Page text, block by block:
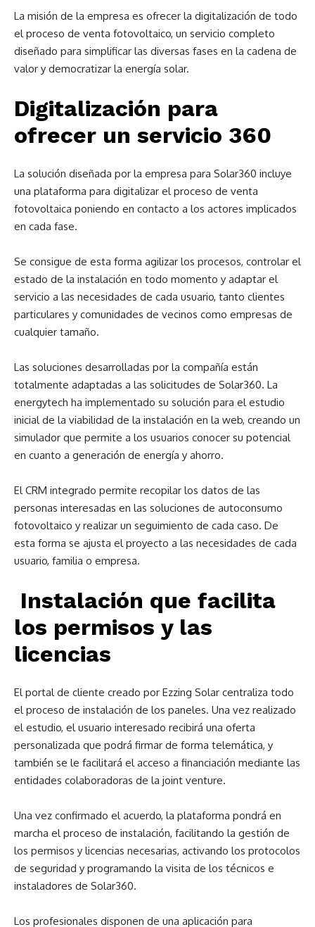
La misión de la empresa es ofrecer la digitalización de todo
el proceso de venta fotovoltaico, un servicio completo
diseñado para simplificar las diversas fases en la cadena de
valor y democratizar la energía solar.
Digitalización para
ofrecer un servicio 360
La solución diseñada por la empresa para Solar360 incluye
una plataforma para digitalizar el proceso de venta
fotovoltaica poniendo en contacto a los actores implicados
en cada fase.
Se consigue de esta forma agilizar los procesos, controlar el
estado de la instalación en todo momento y adaptar el
servicio a las necesidades de cada usuario, tanto clientes
particulares y comunidades de vecinos como empresas de
cualquier tamaño.
Las soluciones desarrolladas por la compañía están
totalmente adaptadas a las solicitudes de Solar360. La
energytech ha implementado su solución para el estudio
inicial de la viabilidad de la instalación en la web, creando un
simulador que permite a los usuarios conocer su potencial
en cuanto a generación de energía y ahorro.
El CRM integrado permite recopilar los datos de las
personas interesadas en las soluciones de autoconsumo
fotovoltaico y realizar un seguimiento de cada caso. De
esta forma se ajusta el proyecto a las necesidades de cada
usuario, familia o empresa.
Instalación que facilita
los permisos y las
licencias
El portal de cliente creado por Ezzing Solar centraliza todo
el proceso de instalación de los paneles. Una vez realizado
el estudio, el usuario interesado recibirá una oferta
personalizada que podrá firmar de forma telemática, y
también se le facilitará el acceso a financiación mediante las
entidades colaboradoras de la joint venture.
Una vez confirmado el acuerdo, la plataforma pondrá en
marcha el proceso de instalación, facilitando la gestión de
los permisos y licencias necesarias, activando los protocolos
de seguridad y programando la visita de los técnicos e
instaladores de Solar360.
Los profesionales disponen de una aplicación para